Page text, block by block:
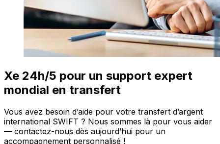
Xe 24h/5 pour un support expert
mondial en transfert
Vous avez besoin d’aide pour votre transfert d’argent
international SWIFT ? Nous sommes là pour vous aider
— contactez-nous dès aujourd’hui pour un
accompagnement personnalisé !